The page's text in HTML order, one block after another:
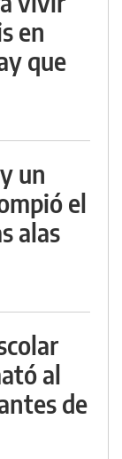
en
que
un
el
alas
al
de